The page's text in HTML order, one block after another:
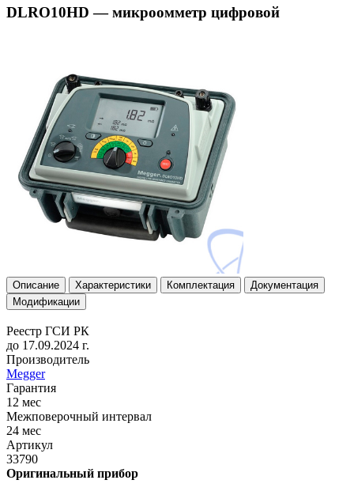
DLRO10HD — микроомметр цифровой
Описание Характеристики Комплектация
Документация
Модификации
Реестр ГСИ РК
до 17.09.2024 г.
Производитель
Megger
Гарантия
12 мес
Межповерочный интервал
24 мес
Артикул
33790
Оригинальный прибор